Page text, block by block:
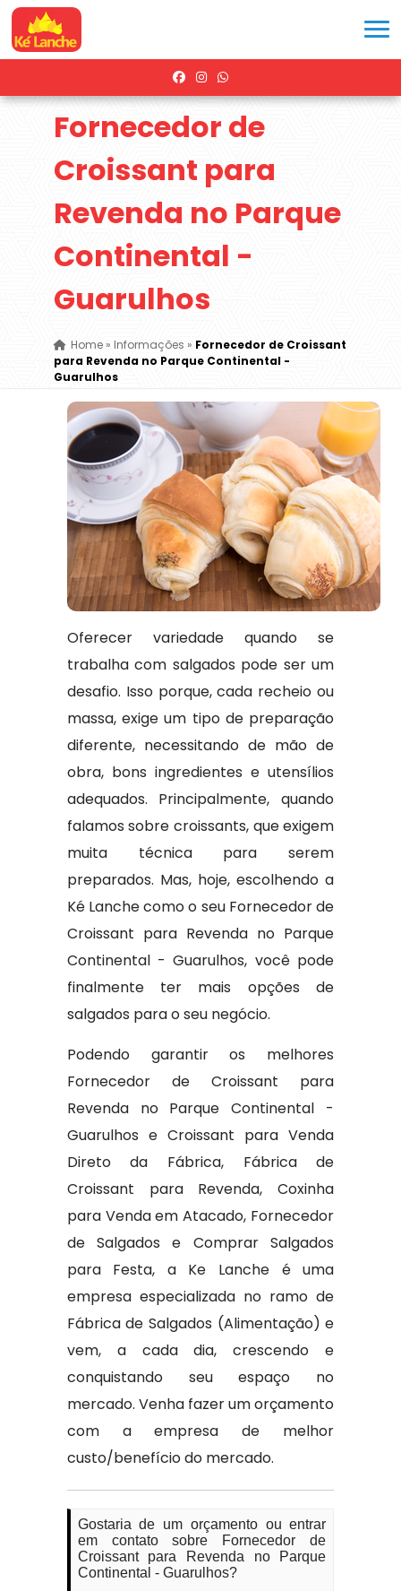
Fornecedor de
Croissant para
Revenda no Parque
Continental -
Guarulhos
Home» Informações » Fornecedor de Croissant
para Revenda no Parque Continental -
Guarulhos
Oferecer variedade quando se
trabalha com salgados pode ser um
desafio. Isso porque, cada recheio ou
massa, exige um tipo de preparação
diferente, necessitando de mão de
obra, bons ingredientes e utensílios
adequados. Principalmente, quando
falamos sobre croissants, que exigem
muita técnica para serem
preparados. Mas, hoje, escolhendo a
Ké Lanche como o seu Fornecedor de
Croissant para Revenda no Parque
Continental - Guarulhos, você pode
finalmente ter mais opções de
salgados para o seu negócio.
Podendo garantir os melhores
Fornecedor de Croissant para
Revenda no Parque Continental -
Guarulhos e Croissant para Venda
Direto da Fábrica, Fábrica de
Croissant para Revenda, Coxinha
para Venda em Atacado, Fornecedor
de Salgados e Comprar Salgados
para Festa, a Ke Lanche é uma
empresa especializada no ramo de
Fábrica de Salgados (Alimentação) e
vem, a cada dia, crescendo e
conquistando seu espaço no
mercado. Venha fazer um orçamento
com a empresa de melhor
custo/benefício do mercado.
Gostaria de um orçamento ou entrar
em contato sobre Fornecedor de
Croissant para Revenda no Parque
Continental - Guarulhos?